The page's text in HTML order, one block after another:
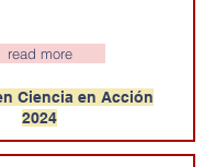
read more
Ciencia en Acción
2024